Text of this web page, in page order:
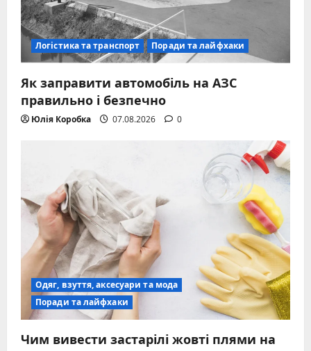
Логістика та транспорт Поради та лайфхаки
Як заправити автомобіль на АЗС
правильно і безпечно
Юлія Коробка 07.08.2026 0
Одяг, взуття, аксесуари та мода
Поради та лайфхаки
Чим вивести застарілі жовті плями на